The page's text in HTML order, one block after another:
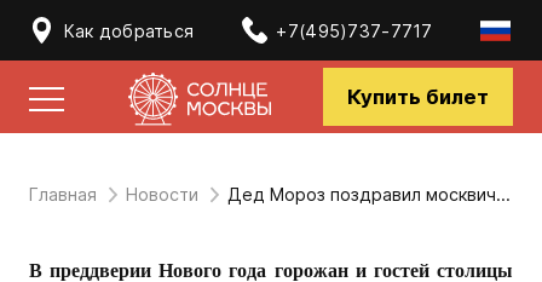
Как добраться +7(495)737-7717
Купить билет
Главная Новости Дед Мороз поздравил москвичей и гостей столицы c вершины «Солнца Москвы»
В преддверии Нового года горожан и гостей столицы